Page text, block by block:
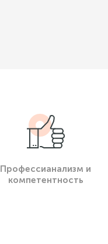
Профессианализм и
компетентность